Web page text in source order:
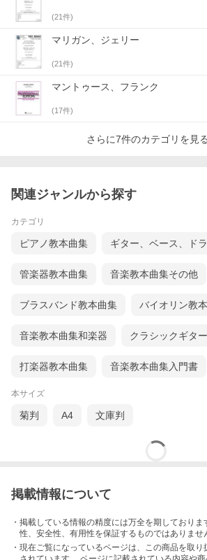
(21件)
マリガン、ジェリー
(21件)
マントゥース、フランク
(17件)
さらに7件のカテゴリを見る
関連ジャンルから探す
カテゴリ
ピアノ教本曲集 ギター、ベース、ド
管楽器教本曲集 音楽教本曲集その他
ブラスバンド教本曲集 バイオリン教
音楽教本曲集和楽器 クラシックギタ
打楽器教本曲集 音楽教本曲集入門書
本サイズ
菊判 A4 文庫判
掲載情報について
・掲載している情報の精度には万全を期しており
性、安全性、有用性を保証するものではありませ
・現在ご覧になっているページは、この商品を取り